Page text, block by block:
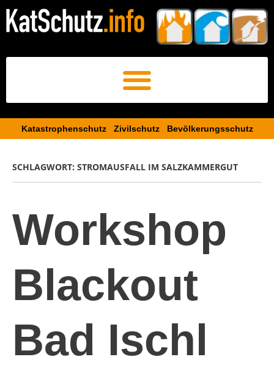
Katastrophenschutz Zivilschutz Bevölkerungsschutz​
SCHLAGWORT: STROMAUSFALL IM SALZKAMMERGUT
Workshop
Blackout
Bad Ischl